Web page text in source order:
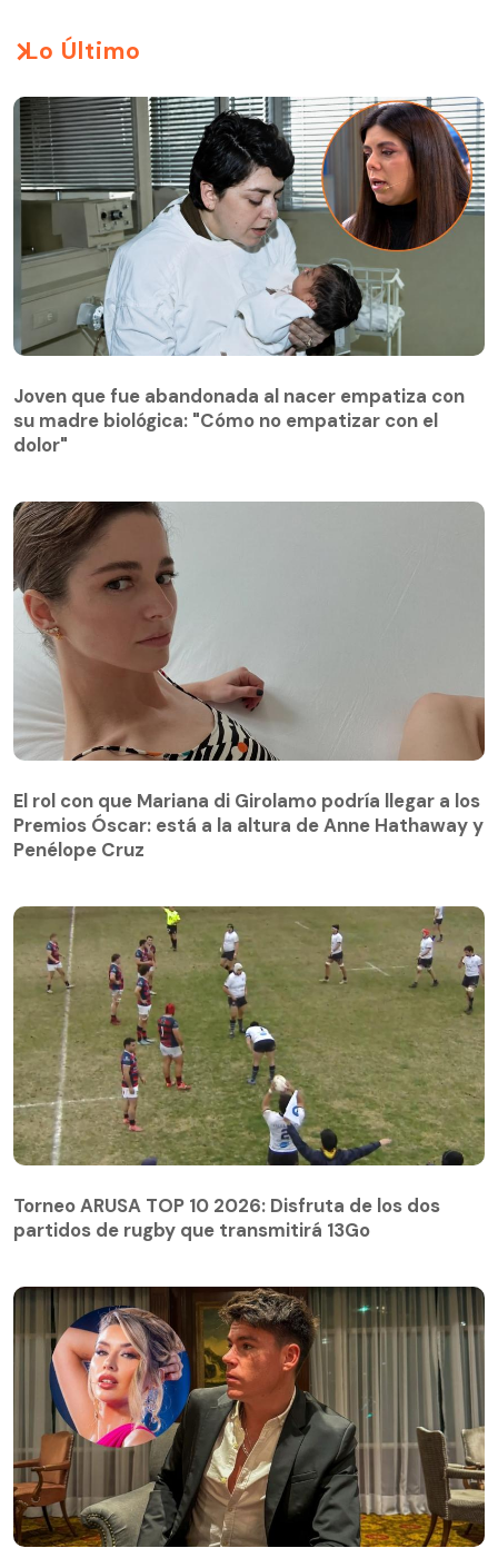
Lo Último
su madre biológica: "Cómo no empatizar con el
dolor"
Joven que fue abandonada al nacer empatiza con
su madre biológica: "Cómo no empatizar con el
dolor"
El rol con que Mariana di Girolamo podría llegar a los
Premios Óscar: está a la altura de Anne Hathaway y
Penélope Cruz
Torneo ARUSA TOP 10 2026: Disfruta de los dos
partidos de rugby que transmitirá 13Go